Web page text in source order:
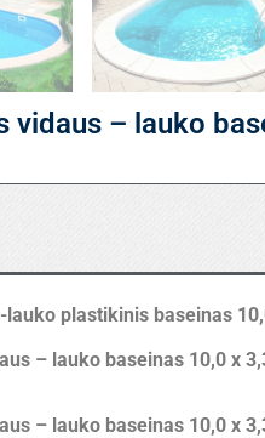
vidaus – lauko
lauko plastikinis baseinas
– lauko baseinas 10,0 x
– lauko baseinas 10,0 x